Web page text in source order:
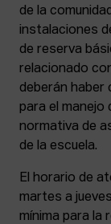
de la
instalaciones
de reserva
relacionado
deberán haber
para el manejo
normativa de
de la escuela.
El horario de
martes a
mínima para la